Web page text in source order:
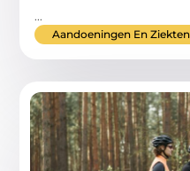
...
Aandoeningen En Ziekten